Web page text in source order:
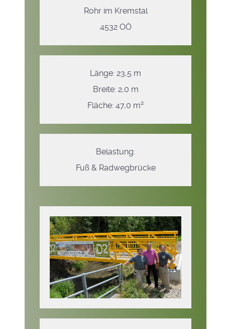
Rohr im Kremstal
4532 OÖ
Länge: 23,5 m
Breite: 2,0 m
Fläche: 47,0 m²
Belastung:
Fuß & Radwegbrücke